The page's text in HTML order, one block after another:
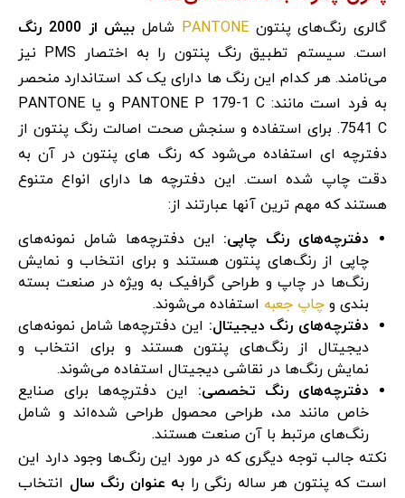
گالری رنگ‌های پنتونPANTONE شامل بیش از 2000 رنگ
است. سیستم تطبیق رنگ پنتون را به اختصار PMS نیز
می‌نامند. هر کدام این رنگ ها دارای یک کد استاندارد منحصر
به فرد است مانند: PANTONE P 179-1 C و یا PANTONE
7541 C. برای استفاده و سنجش صحت اصالت رنگ پنتون از
دفترچه ای استفاده می‌شود که رنگ های پنتون در آن به
دقت چاپ شده است. این دفترچه ها دارای انواع متنوع
هستند که مهم ترین آنها عبارتند از:
دفترچه‌های رنگ چاپی: این دفترچه‌ها شامل نمونه‌های
چاپی از رنگ‌های پنتون هستند و برای انتخاب و نمایش
رنگ‌ها در چاپ و طراحی گرافیک به ویژه در صنعت بسته
بندی و چاپ جعبه استفاده می‌شوند.
دفترچه‌های رنگ دیجیتال: این دفترچه‌ها شامل نمونه‌های
دیجیتال از رنگ‌های پنتون هستند و برای انتخاب و
نمایش رنگ‌ها در نقاشی دیجیتال استفاده می‌شوند.
دفترچه‌های رنگ تخصصی: این دفترچه‌ها برای صنایع
خاص مانند مد، طراحی محصول طراحی شده‌اند و شامل
رنگ‌های مرتبط با آن صنعت هستند.
نکته جالب توجه دیگری که در مورد این رنگ‌ها وجود دارد این
است که پنتون هر ساله رنگی را به عنوان رنگ سال انتخاب